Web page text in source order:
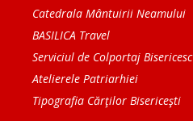
Catedrala Mântuirii Neamului
BASILICA Travel
Serviciul de Colportaj Bisericesc
Atelierele Patriarhiei
Tipografia Cărţilor Bisericeşti